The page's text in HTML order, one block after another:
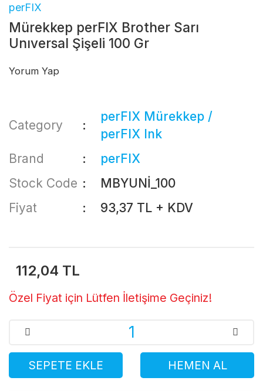
perFIX
Mürekkep perFIX Brother Sarı
Unıversal Şişeli 100 Gr
Yorum Yap
Category
perFIX Mürekkep /
perFIX Ink
Brand
perFIX
Stock Code
MBYUNİ_100
Fiyat
93,37 TL + KDV
112,04 TL
Özel Fiyat için Lütfen İletişime Geçiniz!
SEPETE EKLE HEMEN AL